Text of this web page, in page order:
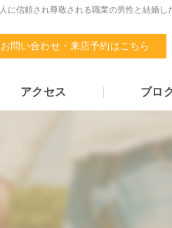
人に信頼され尊敬される職業の男性と結婚し
お問い合わせ・来店予約はこちら
アクセス ブロ